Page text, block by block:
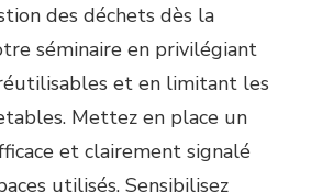
des déchets dès la
séminaire en privilégiant
et en limitant les
Mettez en place un
et clairement signalé
utilisés. Sensibilisez